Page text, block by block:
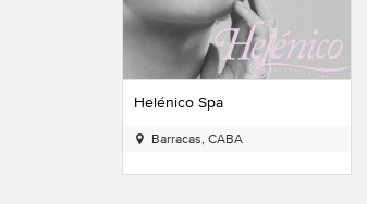
Doral Esthetic
Spa & Centro de Estética en
Palermo